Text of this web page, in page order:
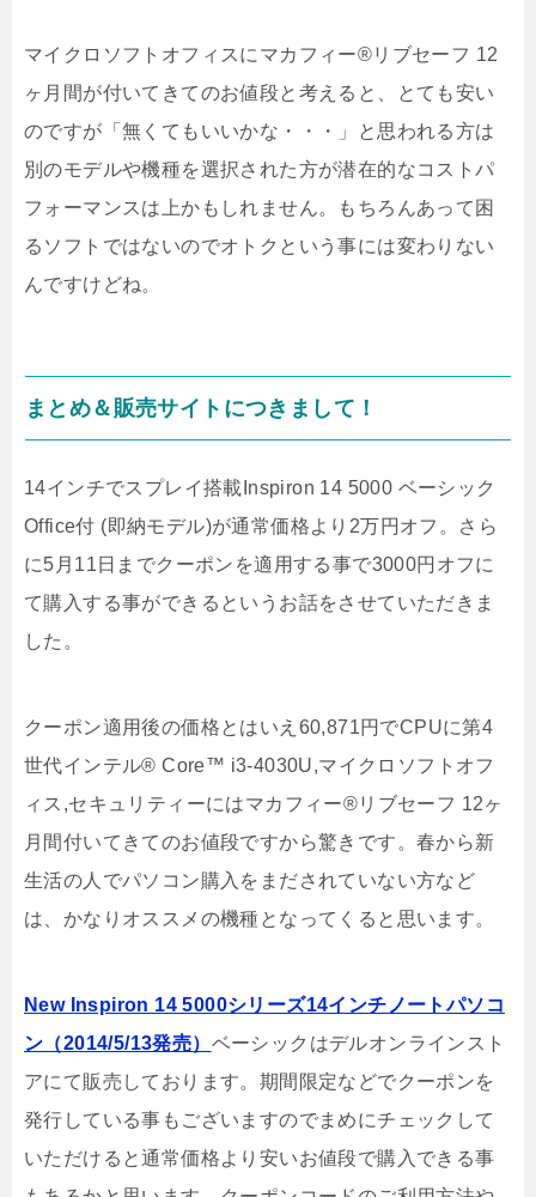
マイクロソフトオフィスにマカフィー®リブセーフ 12
ヶ月間が付いてきてのお値段と考えると、とても安い
のですが「無くてもいいかな・・・」と思われる方は
別のモデルや機種を選択された方が潜在的なコストパ
フォーマンスは上かもしれません。もちろんあって困
るソフトではないのでオトクという事には変わりない
んですけどね。
まとめ＆販売サイトにつきまして！
14インチでスプレイ搭載Inspiron 14 5000 ベーシック
Office付 (即納モデル)が通常価格より2万円オフ。さら
に5月11日までクーポンを適用する事で3000円オフに
て購入する事ができるというお話をさせていただきま
した。
クーポン適用後の価格とはいえ60,871円でCPUに第4
世代インテル® Core™ i3-4030U,マイクロソフトオフ
ィス,セキュリティーにはマカフィー®リブセーフ 12ヶ
月間付いてきてのお値段ですから驚きです。春から新
生活の人でパソコン購入をまだされていない方など
は、かなりオススメの機種となってくると思います。
New Inspiron 14 5000シリーズ14インチノートパソコ
ン（2014/5/13発売） ベーシックはデルオンラインスト
アにて販売しております。期間限定などでクーポンを
発行している事もございますのでまめにチェックして
いただけると通常価格より安いお値段で購入できる事